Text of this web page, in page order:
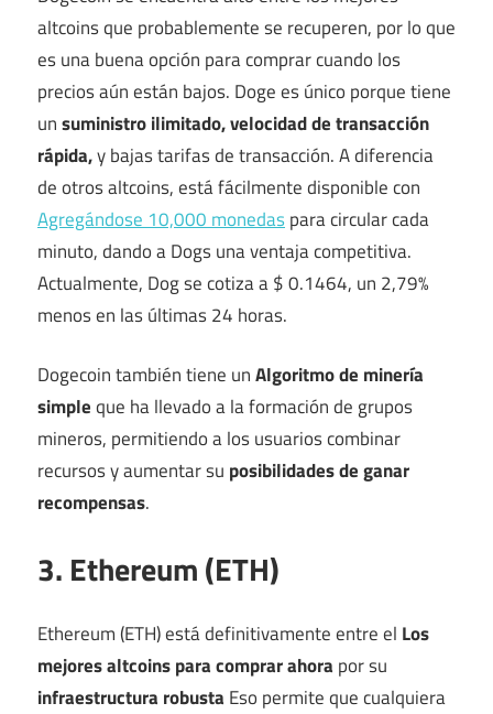
altcoins que probablemente se recuperen, por lo que
es una buena opción para comprar cuando los
precios aún están bajos. Doge es único porque tiene
unsuministro ilimitado, velocidad de transacción
rápida,y bajas tarifas de transacción. A diferencia
de otros altcoins, está fácilmente disponible con
Agregándose 10,000 monedaspara circular cada
minuto, dando a Dogs una ventaja competitiva.
Actualmente, Dog se cotiza a $ 0.1464, un 2,79%
menos en las últimas 24 horas.
Dogecoin también tiene unAlgoritmo de minería
simpleque ha llevado a la formación de grupos
mineros, permitiendo a los usuarios combinar
recursos y aumentar su posibilidades de ganar
recompensas.
3. Ethereum (ETH)
Ethereum (ETH) está definitivamente entre el Los
mejores altcoins para comprar ahora por su
infraestructura robusta Eso permite que cualquiera